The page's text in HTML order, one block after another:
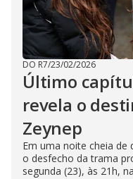
DO R7/23/02/2026
Último
revela o
Zeynep
Em uma noite cheia de
o desfecho da trama
segunda (23), às 21h,